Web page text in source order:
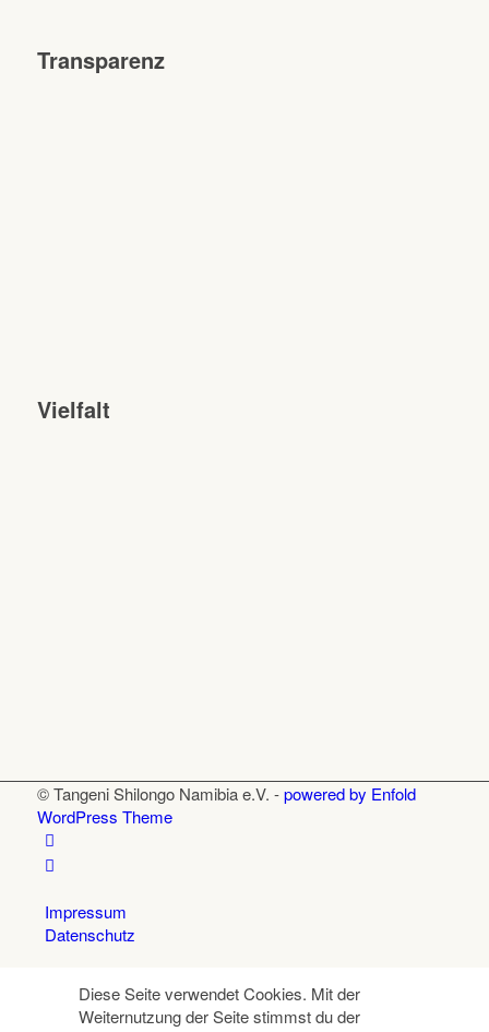
Transparenz
Vielfalt
© Tangeni Shilongo Namibia e.V. -powered by Enfold
WordPress Theme
Impressum
Datenschutz
Diese Seite verwendet Cookies. Mit der
Weiternutzung der Seite stimmst du der